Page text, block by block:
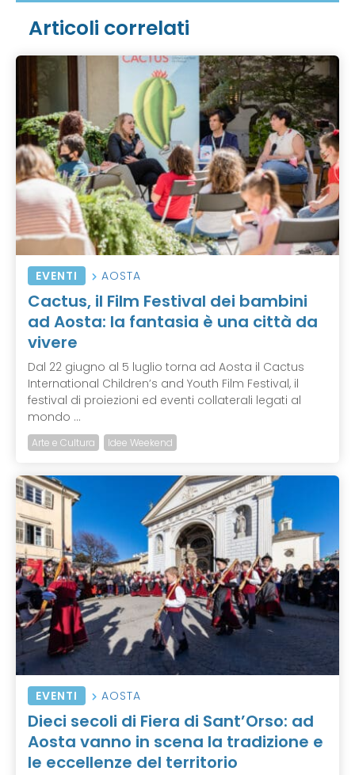
Articoli correlati
EVENTI AOSTA
Cactus, il Film Festival dei bambini
ad Aosta: la fantasia è una città da
vivere
Dal 22 giugno al 5 luglio torna ad Aosta il Cactus
International Children’s and Youth Film Festival, il
festival di proiezioni ed eventi collaterali legati al
mondo ...
Arte e Cultura Idee Weekend
EVENTI AOSTA
Dieci secoli di Fiera di Sant’Orso: ad
Aosta vanno in scena la tradizione e
le eccellenze del territorio